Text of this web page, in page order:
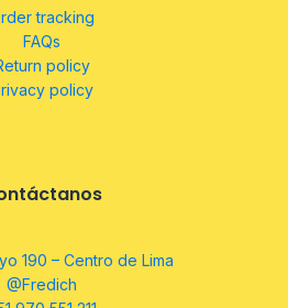
tracking
FAQs
policy
policy
190 – Centro de Lima
@Fredich